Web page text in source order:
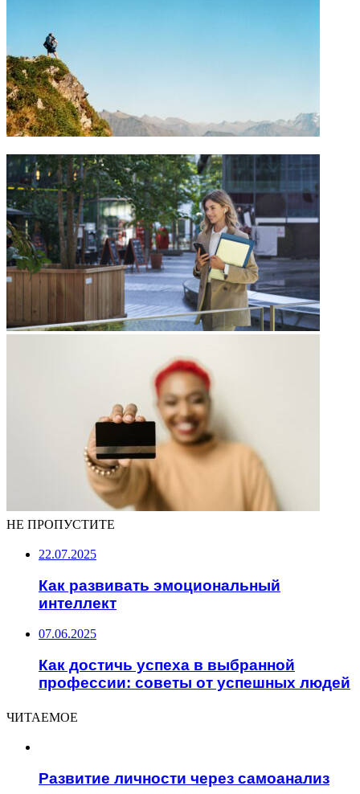
НЕ ПРОПУСТИТЕ
22.07.2025
Как развивать эмоциональный
интеллект
07.06.2025
Как достичь успеха в выбранной
профессии: советы от успешных людей
ЧИТАЕМОЕ
Развитие личности через самоанализ